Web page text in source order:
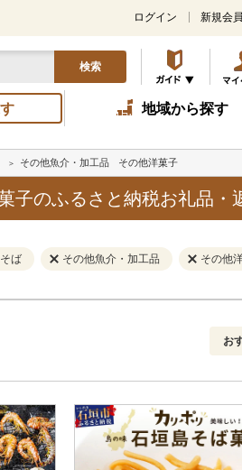
ログイン 新規会
検索
地域から探す
その他魚介・加工品 その他洋菓子
子のふるさと納税お礼品・
ば その他魚介・加工品 その他
円
解除
お
新
レ
レビ